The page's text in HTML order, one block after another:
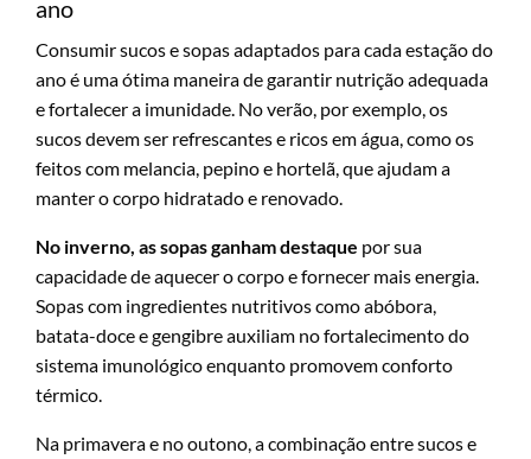
ano
Consumir sucos e sopas adaptados para cada estação do
ano é uma ótima maneira de garantir nutrição adequada
e fortalecer a imunidade. No verão, por exemplo, os
sucos devem ser refrescantes e ricos em água, como os
feitos com melancia, pepino e hortelã, que ajudam a
manter o corpo hidratado e renovado.
No inverno, as sopas ganham destaque por sua
capacidade de aquecer o corpo e fornecer mais energia.
Sopas com ingredientes nutritivos como abóbora,
batata-doce e gengibre auxiliam no fortalecimento do
sistema imunológico enquanto promovem conforto
térmico.
Na primavera e no outono, a combinação entre sucos e